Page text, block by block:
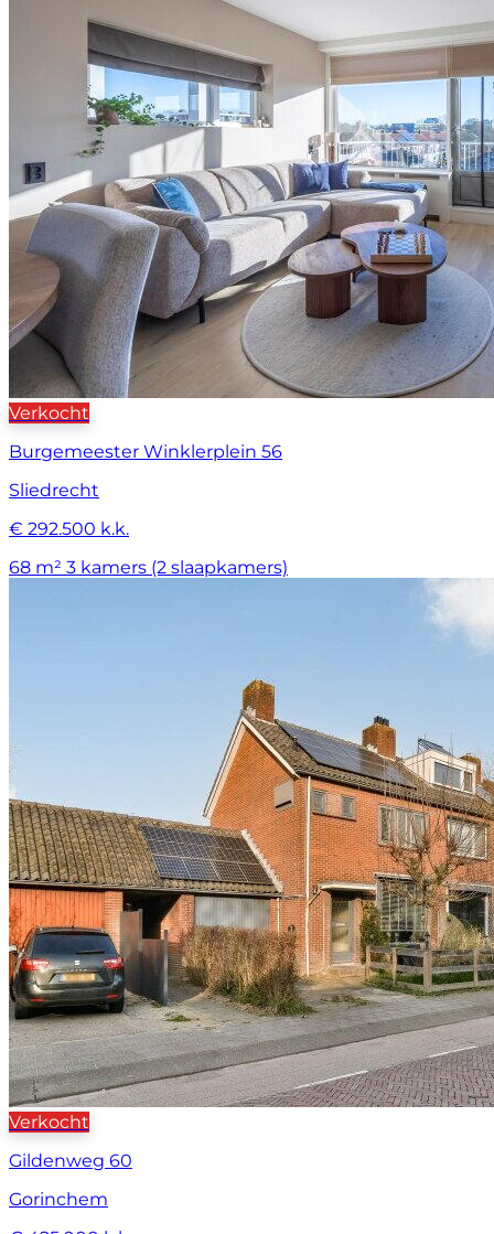
Verkocht
Burgemeester Winklerplein 56
Sliedrecht
€ 292.500 k.k.
68 m² 3 kamers (2 slaapkamers)
Verkocht
Gildenweg 60
Gorinchem